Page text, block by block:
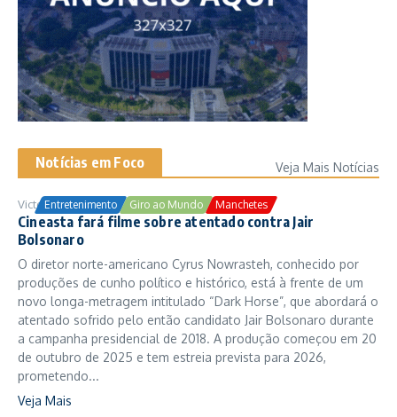
Notícias em Foco Veja Mais Notícias
Entretenimento Giro ao Mundo Manchetes
Victor Samuel 24/10/2025
Cineasta fará filme sobre atentado contra Jair
Bolsonaro
O diretor norte-americano Cyrus Nowrasteh, conhecido por
produções de cunho político e histórico, está à frente de um
novo longa-metragem intitulado “Dark Horse”, que abordará o
atentado sofrido pelo então candidato Jair Bolsonaro durante
a campanha presidencial de 2018. A produção começou em 20
de outubro de 2025 e tem estreia prevista para 2026,
prometendo...
Veja Mais